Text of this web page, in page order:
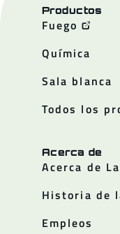
Productos
Fuego
Química
Sala blanca
Todos los
Acerca de
Acerca de
Historia de
Empleos